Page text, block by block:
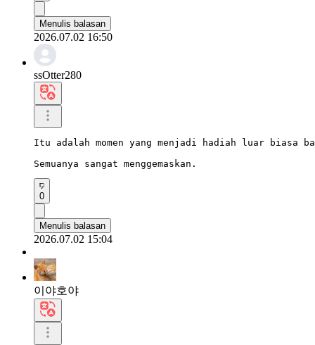
Menulis balasan
2026.07.02 16:50
ssOtter280
Itu adalah momen yang menjadi hadiah luar biasa
Semuanya sangat menggemaskan.
0
Menulis balasan
2026.07.02 15:04
이야호야